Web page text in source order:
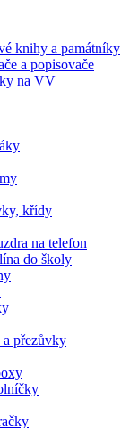
knihy a památníky
a popisovače
na VV
křídy
na telefon
do školy
přezůvky